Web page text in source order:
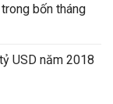
bốn tháng
USD năm 2018